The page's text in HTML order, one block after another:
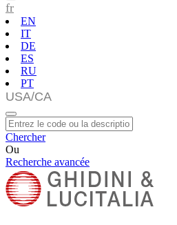
fr
EN
IT
DE
ES
RU
PT
Chercher
Ou
Recherche avancée